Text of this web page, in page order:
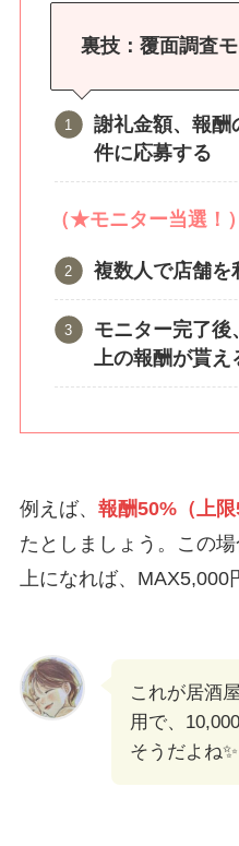
裏技：覆面調査
謝礼金額、報酬
件に応募する
（★モニター当選！）
複数人で店舗を
モニター完了後
上の報酬が貰え
例えば、 報酬50%（上限
たとしましょう。この
上になれば、MAX5,000
これが居酒
用で、
そうだよね✨